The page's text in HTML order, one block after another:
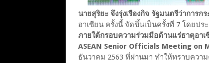
นายสุริยะ จึงรุ่งเรืองกิจ รัฐมนตรีว่าการก
อาเซียน ครั้งนี้ จัดขึ้นเป็นครั้งที่ 7 โดยปร
ภายใต้กรอบความร่วมมือด้านแร่ธาตุอา
ASEAN Senior Officials Meeting on
ธันวาคม 2563 ที่ผ่านมา ทำให้ทราบคว